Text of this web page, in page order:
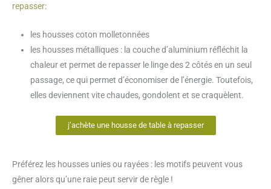
repasser:
les housses coton molletonnées
les housses métalliques : la couche d’aluminium réfléchit la
chaleur et permet de repasser le linge des 2 côtés en un seul
passage, ce qui permet d’économiser de l’énergie. Toutefois,
elles deviennent vite chaudes, gondolent et se craquèlent.
j’achète une housse de table à repasser
Préférez les housses unies ou rayées : les motifs peuvent vous
gêner alors qu’une raie peut servir de règle !